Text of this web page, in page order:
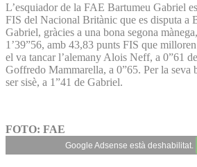
L’esquiador de la FAE Bartumeu Gabriel
FIS del Nacional Britànic que es disputa a
Gabriel, gràcies a una bona segona
1’39”56, amb 43,83 punts FIS que
el va tancar l’alemany Alois Neff, a 0”61
Goffredo Mammarella, a 0”65. Per la seva
ser sisè, a 1”41 de Gabriel.
FOTO: FAE
Google Adsense està deshabilitat.